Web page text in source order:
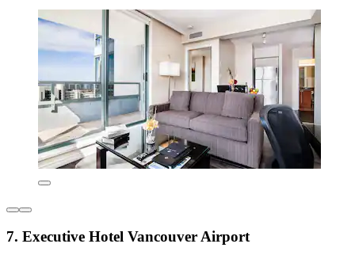
7. Executive Hotel Vancouver Airport